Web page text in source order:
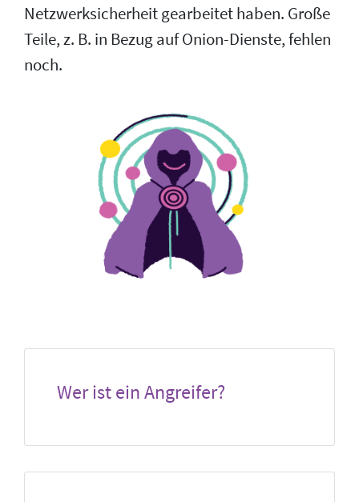
Netzwerksicherheit gearbeitet haben. Große
Teile, z. B. in Bezug auf Onion-Dienste, fehlen
noch.
Wer ist ein Angreifer?